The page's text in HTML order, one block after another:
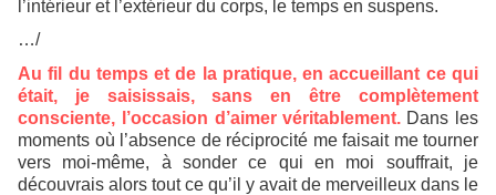
l’intérieur et l’extérieur du corps, le temps en suspens.
…/
Au fil du temps et de la pratique, en accueillant ce qui
était, je saisissais, sans en être complètement
consciente, l’occasion d’aimer véritablement. Dans les
moments où l’absence de réciprocité me faisait me tourner
vers moi-même, à sonder ce qui en moi souffrait, je
découvrais alors tout ce qu’il y avait de merveilleux dans le